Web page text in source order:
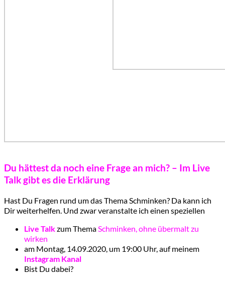
Du hättest da noch eine Frage an mich? – Im Live
Talk gibt es die Erklärung
Hast Du Fragen rund um das Thema Schminken? Da kann ich
Dir weiterhelfen. Und zwar veranstalte ich einen speziellen
Live Talkzum ThemaSchminken, ohne übermalt zu
wirken
am Montag, 14.09.2020, um 19:00 Uhr, auf meinem
Instagram Kanal
Bist Du dabei?